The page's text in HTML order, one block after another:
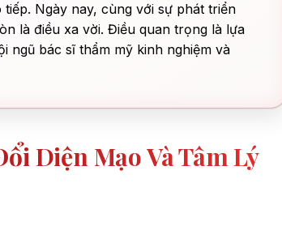
Ngày nay, cùng với sự phát triển
là điều xa vời. Điều quan trọng là lựa
ngũ bác sĩ thẩm mỹ kinh nghiệm và
Diện Mạo Và Tâm Lý